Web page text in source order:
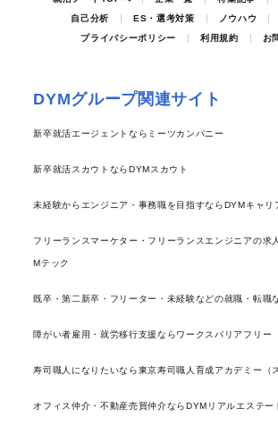
自己分析
ES・選考対策 ノウハウ
プライバシーポリシー
利用規約 お
DYMグループ関連サイト
新卒就活エージェントならミーツカンパニー
新卒就活スカウトならDYMスカウト
未経験からエンジニア・事務職を目指すならDYMキャリ
フリーランスマーケター・フリーランスエンジニアの求
Mテック
既卒・第二新卒・フリーター・未経験などの就職・転職
障がい者雇用・就労移行支援ならワークスバリアフリー
寿司職人になりたいなら東京寿司職人育成アカデミー（
オフィス仲介・不動産売買仲介ならDYMリアルエステー